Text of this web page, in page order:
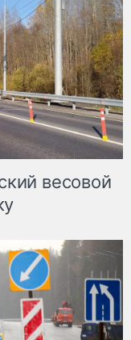
весовой